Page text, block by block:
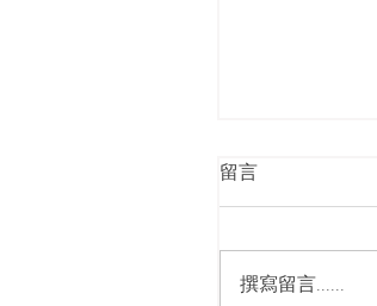
留言
撰寫留言......